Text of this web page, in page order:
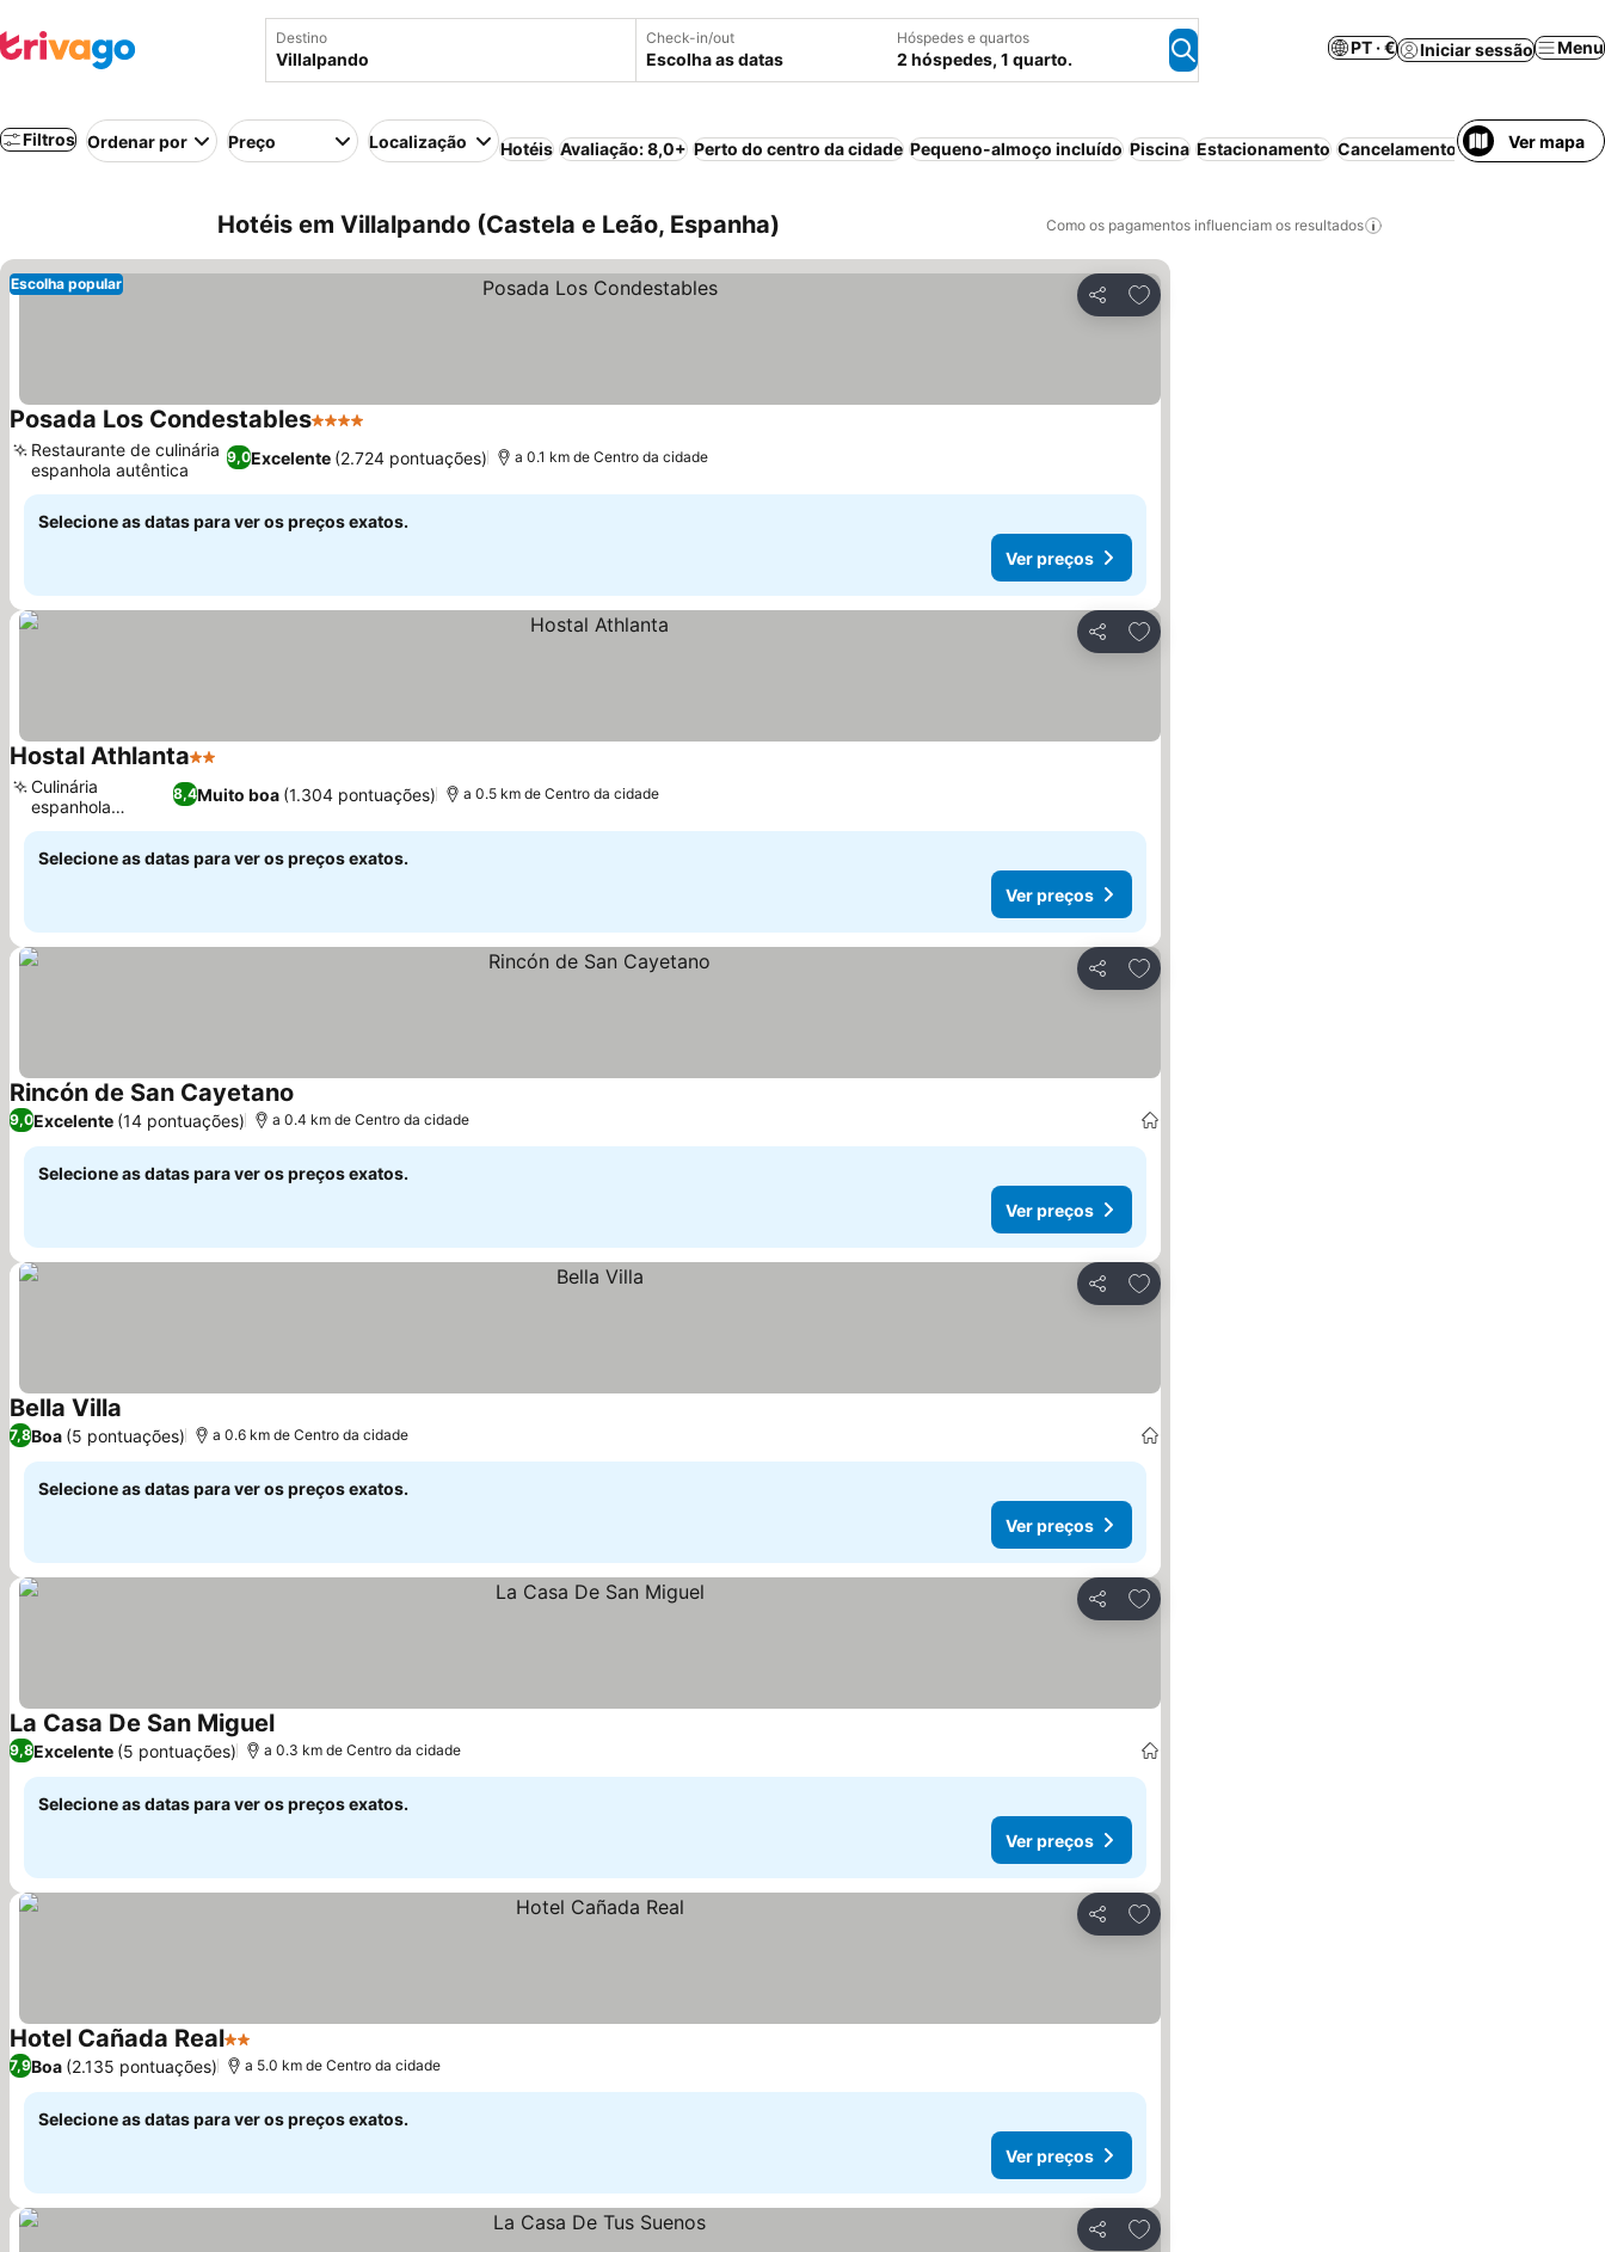
Destino Check-in/out
Escolha as datas
Hóspedes e quartos
2 hóspedes, 1 quarto.
PT · € Iniciar sessão Menu
Filtros Ordenar por Preço Localização Hotéis Avaliação: 8,0+ Perto do centro da cidade Pequeno-almoço incluído Piscina Estacionamento Cancelamento gratuitoVer mapa
Hotéis em Villalpando (Castela e Leão, Espanha) Como os pagamentos influenciam os resultados
Partilhar
Adicionar aos favoritos
Escolha popular
Posada Los Condestables4 Estrelas
9,0Excelente (2.724 pontuações)
Restaurante de culinária
espanhola autêntica
a 0.1 km de Centro da cidade
Selecione as datas para ver os preços exatos.
Ver preços
Partilhar
Adicionar aos favoritos
Hostal Athlanta2 Estrelas
8,4Muito boa (1.304 pontuações)
Culinária
espanhola
tradicional
a 0.5 km de Centro da cidade
Selecione as datas para ver os preços exatos.
Ver preços
Partilhar
Adicionar aos favoritos
Rincón de San Cayetano
9,0Excelente (14 pontuações) a 0.4 km de Centro da cidade
Selecione as datas para ver os preços exatos.
Ver preços
Partilhar
Adicionar aos favoritos
Bella Villa Ver preços
7,8Boa (5 pontuações) a 0.6 km de Centro da cidade
Selecione as datas para ver os preços exatos.
Ver preços
Partilhar
Adicionar aos favoritos
La Casa De San MiguelVer preços
9,8Excelente (5 pontuações) a 0.3 km de Centro da cidade
Selecione as datas para ver os preços exatos.
Ver preços
Partilhar
Adicionar aos favoritos
Hotel Cañada Real2 Estrelas
7,9Boa (2.135 pontuações) a 5.0 km de Centro da cidade
Selecione as datas para ver os preços exatos.
Ver preços
Partilhar
Adicionar aos favoritos